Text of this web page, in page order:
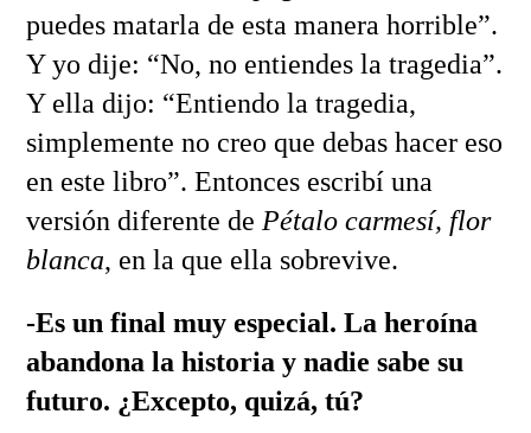
puedes matarla de esta manera horrible”.
Y yo dije: “No, no entiendes la tragedia”.
Y ella dijo: “Entiendo la tragedia,
simplemente no creo que debas hacer eso
en este libro”. Entonces escribí una
versión diferente de Pétalo carmesí, flor
blanca, en la que ella sobrevive.
-Es un final muy especial. La heroína
abandona la historia y nadie sabe su
futuro. ¿Excepto, quizá, tú?